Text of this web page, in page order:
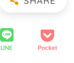
LINE Pocket